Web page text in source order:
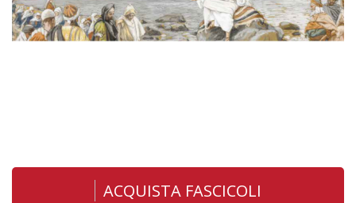
ACQUISTA FASCICOLI